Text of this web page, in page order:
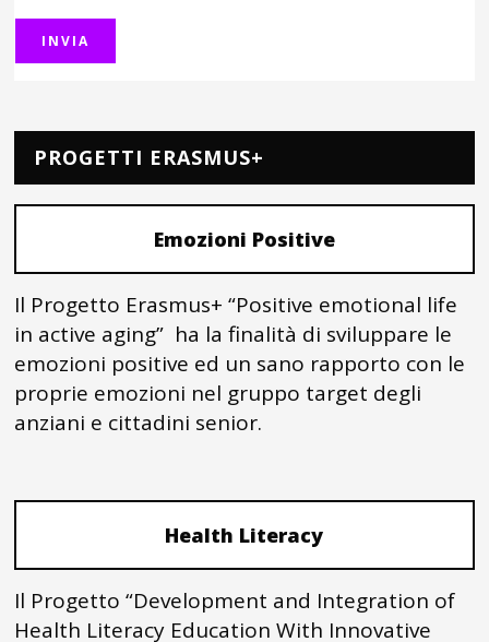
PROGETTI ERASMUS+
Emozioni Positive
Il Progetto Erasmus+ “Positive emotional life
in active aging” ha la finalità di sviluppare le
emozioni positive ed un sano rapporto con le
proprie emozioni nel gruppo target degli
anziani e cittadini senior.
Health Literacy
Il Progetto “Development and Integration of
Health Literacy Education With Innovative